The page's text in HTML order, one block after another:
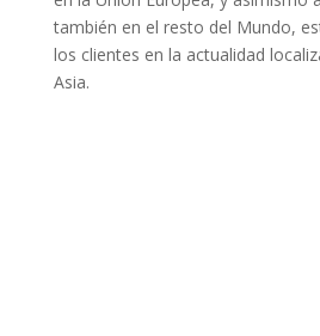
también en el resto del Mundo,
los clientes en la actualidad
Asia.